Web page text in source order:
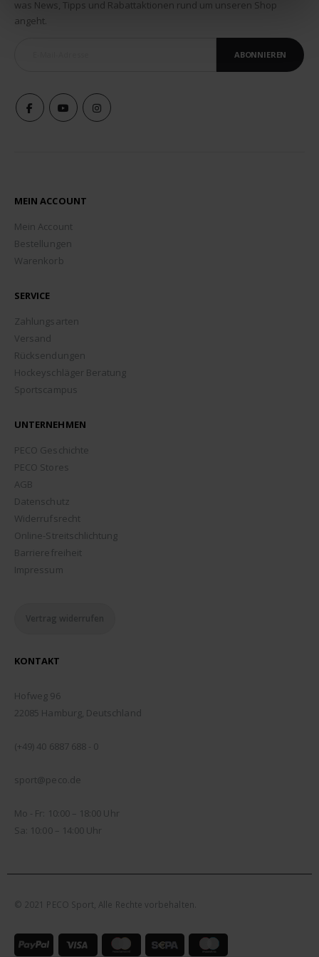
was News, Tipps und Rabattaktionen rund um unseren Shop
angeht.
ABONNIEREN
MEIN ACCOUNT
Mein Account
Bestellungen
Warenkorb
SERVICE
Zahlungsarten
Versand
Rücksendungen
Hockeyschläger Beratung
Sportscampus
UNTERNEHMEN
PECO Geschichte
PECO Stores
AGB
Datenschutz
Widerrufsrecht
Online-Streitschlichtung
Barrierefreiheit
Impressum
Vertrag widerrufen
KONTAKT
Hofweg 96
22085 Hamburg, Deutschland
(+49) 40 6887 688 - 0
sport@peco.de
Mo - Fr: 10:00 – 18:00 Uhr
Sa: 10:00 – 14:00 Uhr
© 2021 PECO Sport, Alle Rechte vorbehalten.